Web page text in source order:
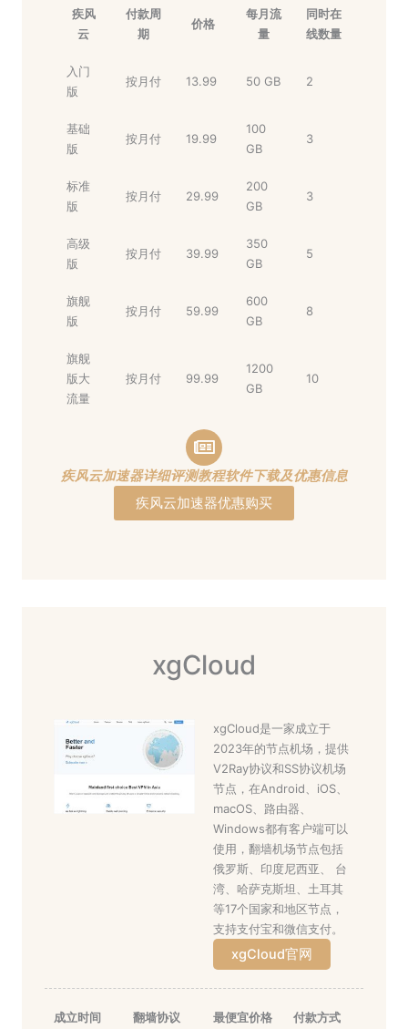
疾风
云
付款周
期
价格
每月流
量
同时在
线数量
入门
版
按月付 13.99 50 GB 2
基础
版
按月付 19.99
100
GB
3
标准
版
按月付 29.99
200
GB
3
高级
版
按月付 39.99
350
GB
5
旗舰
版
按月付 59.99
600
GB
8
旗舰
版大
流量
按月付 99.99
1200
GB
10
疾风云加速器详细评测教程软件下载及优惠信息
疾风云加速器优惠购买
xgCloud
xgCloud是一家成立于
2023年的节点机场，提供
V2Ray协议和SS协议机场
节点，在Android、iOS、
macOS、路由器、
Windows都有客户端可以
使用，翻墙机场节点包括
俄罗斯、印度尼西亚、 台
湾、哈萨克斯坦、土耳其
等17个国家和地区节点，
支持支付宝和微信支付。
xgCloud官网
成立时间 翻墙协议 最便宜价格 付款方式